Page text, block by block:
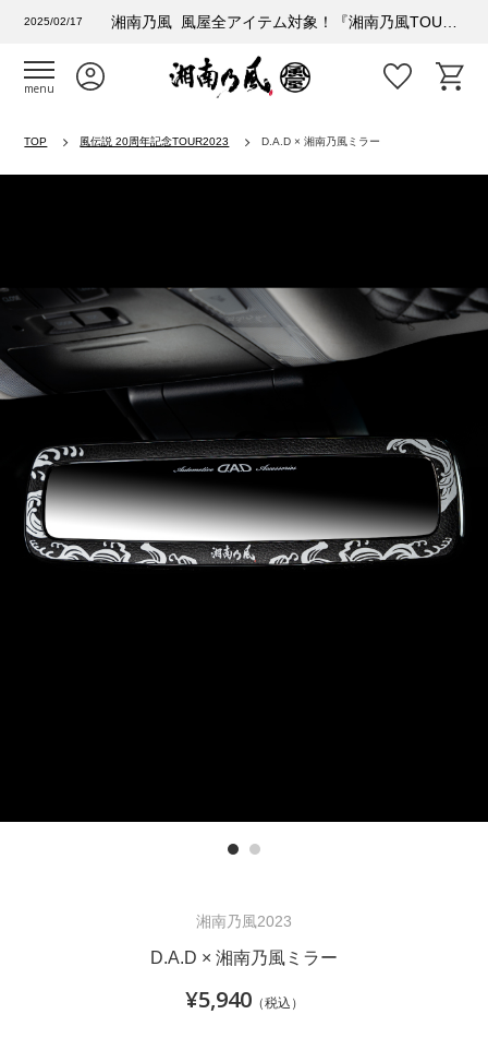
2025/02/17
menu
TOP 風伝説 20周年記念TOUR2023 D.A.D × 湘南乃風ミラー
Previous
湘南乃風2023
D.A.D × 湘南乃風ミラー
¥5,940（税込）